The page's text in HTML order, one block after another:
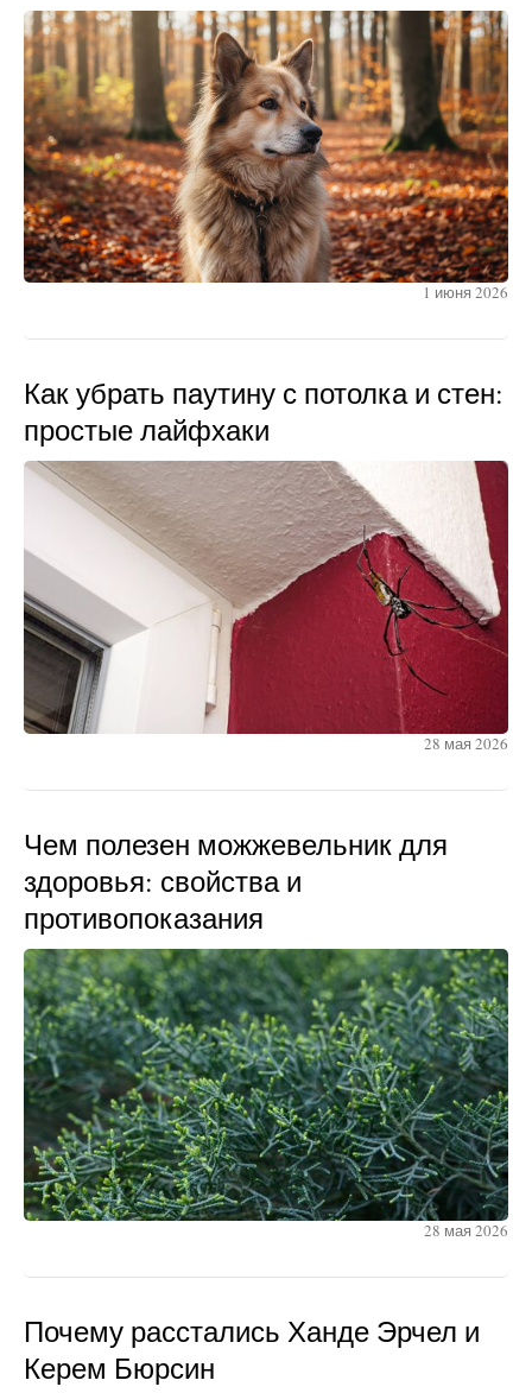
1 июня 2026
Как убрать паутину с потолка и стен:
простые лайфхаки
28 мая 2026
Чем полезен можжевельник для
здоровья: свойства и
противопоказания
28 мая 2026
Почему расстались Ханде Эрчел и
Керем Бюрсин